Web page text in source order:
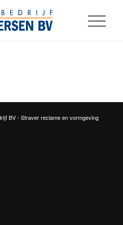
BV- Straver reclame en vormgeving